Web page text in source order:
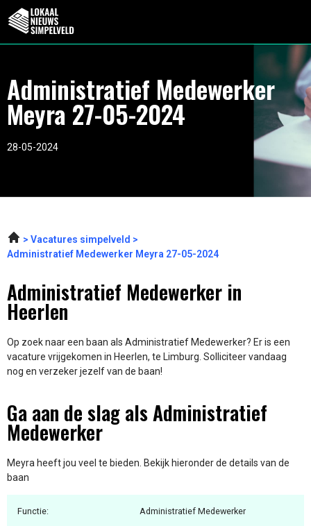
Administratief Medewerker
Meyra 27-05-2024
28-05-2024
Vacatures simpelveld
Administratief Medewerker Meyra 27-05-2024
Administratief Medewerker in
Heerlen
Op zoek naar een baan als Administratief Medewerker? Er is een
vacature vrijgekomen in Heerlen, te Limburg. Solliciteer vandaag
nog en verzeker jezelf van de baan!
Ga aan de slag als Administratief
Medewerker
Meyra heeft jou veel te bieden. Bekijk hieronder de details van de
baan
Functie: Administratief Medewerker